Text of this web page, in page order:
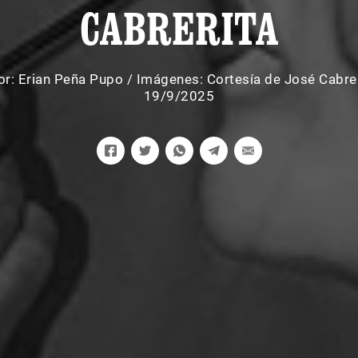
CABRERITA
Erian Peña Pupo / Imágenes: Cortesía de José
19/9/2025